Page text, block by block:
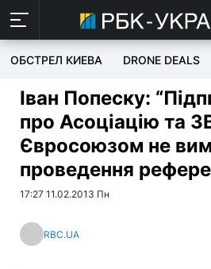
ОБСТРЕЛ КИЕВА DRONE DEALS
Іван Попеску:
про Асоціацію та
Євросоюзом не
проведення
17:27 11.02.2013 Пн
RBC.UA